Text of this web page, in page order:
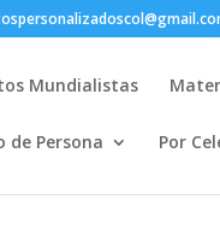
Mundialistas
de Persona Por